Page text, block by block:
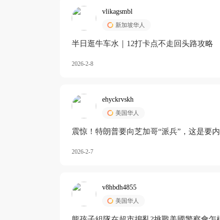
vlikagsmbl
新加坡华人
半日逛牛车水｜12打卡点不走回头路攻略
2026-2-8
ehyckrvskh
美国华人
震惊！特朗普要向芝加哥“派兵”，这是要
2026-2-7
v8hbdh4855
美国华人